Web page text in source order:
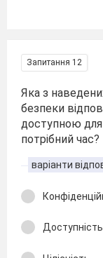
Запитання 12
Яка з
безпеки
доступною для
потрібний час?
варіанти
Доступність